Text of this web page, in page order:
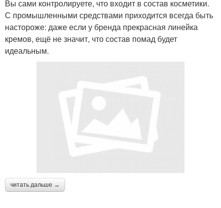
Вы сами контролируете, что входит в состав косметики.
С промышленными средствами приходится всегда быть
настороже: даже если у бренда прекрасная линейка
кремов, ещё не значит, что состав помад будет
идеальным.
читать дальше →